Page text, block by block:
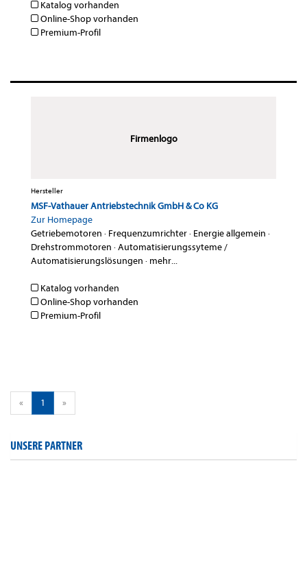
Katalog vorhanden
Online-Shop vorhanden
Premium-Profil
Firmenlogo
Hersteller
MSF-Vathauer Antriebstechnik GmbH & Co KG
Zur Homepage
Getriebemotoren · Frequenzumrichter· Energie allgemein ·
Drehstrommotoren ·Automatisierungssyteme /
Automatisierungslösungen · mehr...
Katalog vorhanden
Online-Shop vorhanden
Premium-Profil
« 1 »
UNSERE PARTNER